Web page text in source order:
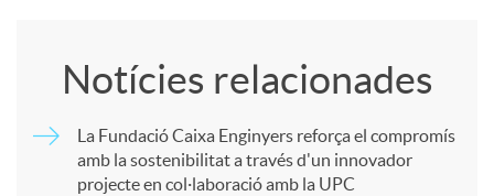
m
Notícies relacionades
La Fundació Caixa Enginyers reforça el compromís
amb la sostenibilitat a través d'un innovador
projecte en col·laboració amb la UPC